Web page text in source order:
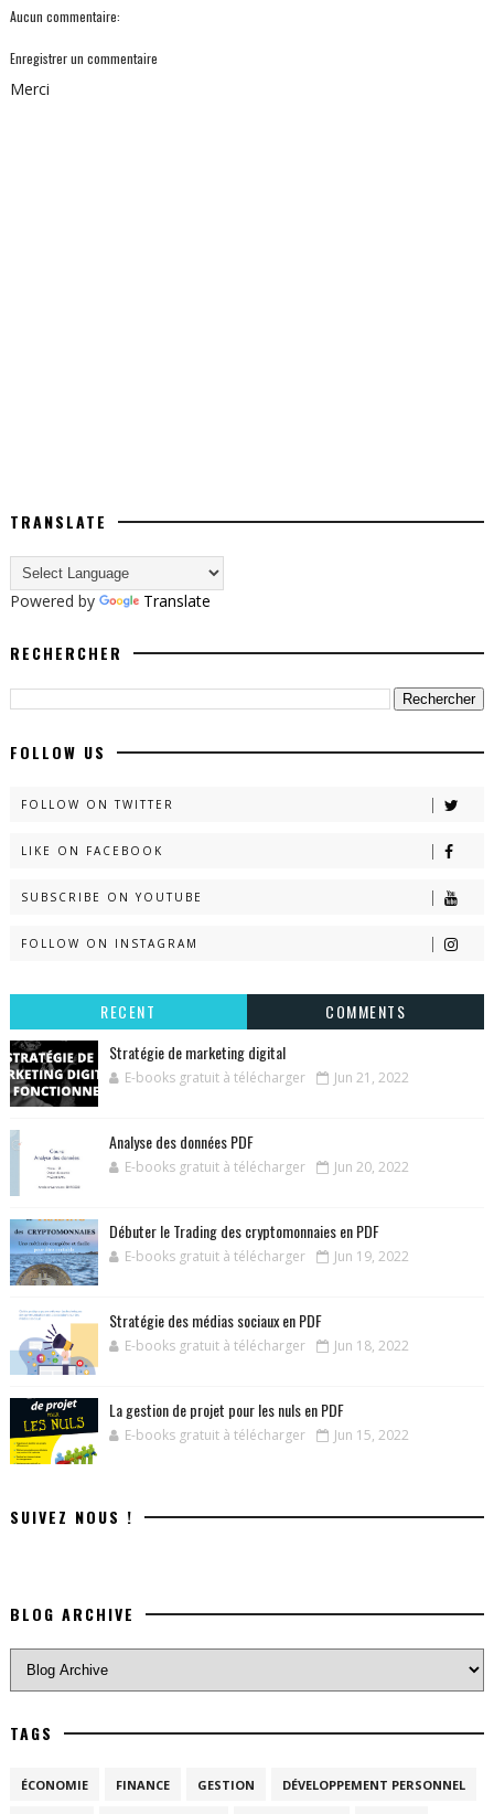
Aucun commentaire:
Enregistrer un commentaire
Merci
TRANSLATE
Powered by Translate
RECHERCHER
FOLLOW US
FOLLOW ON TWITTER
LIKE ON FACEBOOK
SUBSCRIBE ON YOUTUBE
FOLLOW ON INSTAGRAM
RECENT
COMMENTS
Stratégie de marketing digital
E-books gratuit à télécharger Jun 21, 2022
Analyse des données PDF
E-books gratuit à télécharger Jun 20, 2022
Débuter le Trading des cryptomonnaies en PDF
E-books gratuit à télécharger Jun 19, 2022
Stratégie des médias sociaux en PDF
E-books gratuit à télécharger Jun 18, 2022
La gestion de projet pour les nuls en PDF
E-books gratuit à télécharger Jun 15, 2022
SUIVEZ NOUS !
BLOG ARCHIVE
TAGS
ÉCONOMIE FINANCE GESTION DÉVELOPPEMENT PERSONNEL